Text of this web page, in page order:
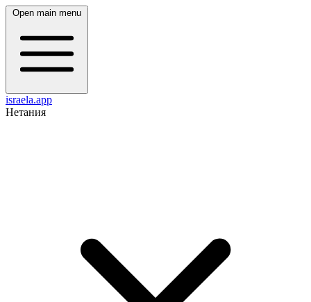
Open main menu
israela.app
Нетания